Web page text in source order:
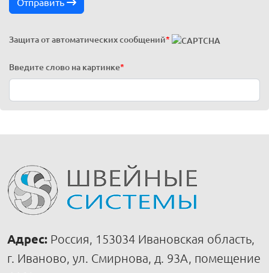
Отправить
Защита от автоматических сообщений*
Введите слово на картинке*
Адрес: Россия, 153034 Ивановская область,
г. Иваново, ул. Смирнова, д. 93А, помещение